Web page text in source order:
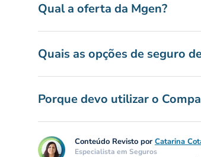
Qual a oferta da Mgen?
Quais as opções de seguro
Porque devo utilizar o
Conteúdo Revisto por Catarina
Especialista em Seguros